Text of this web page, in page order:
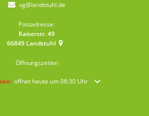
vg@landstuhl.de
Postadresse:
Kaiserstr. 49
66849 Landstuhl
Öffnungszeiten
weitere Öffnungs- oder Schließzeiten
öffnet heute um 08:30 Uhr